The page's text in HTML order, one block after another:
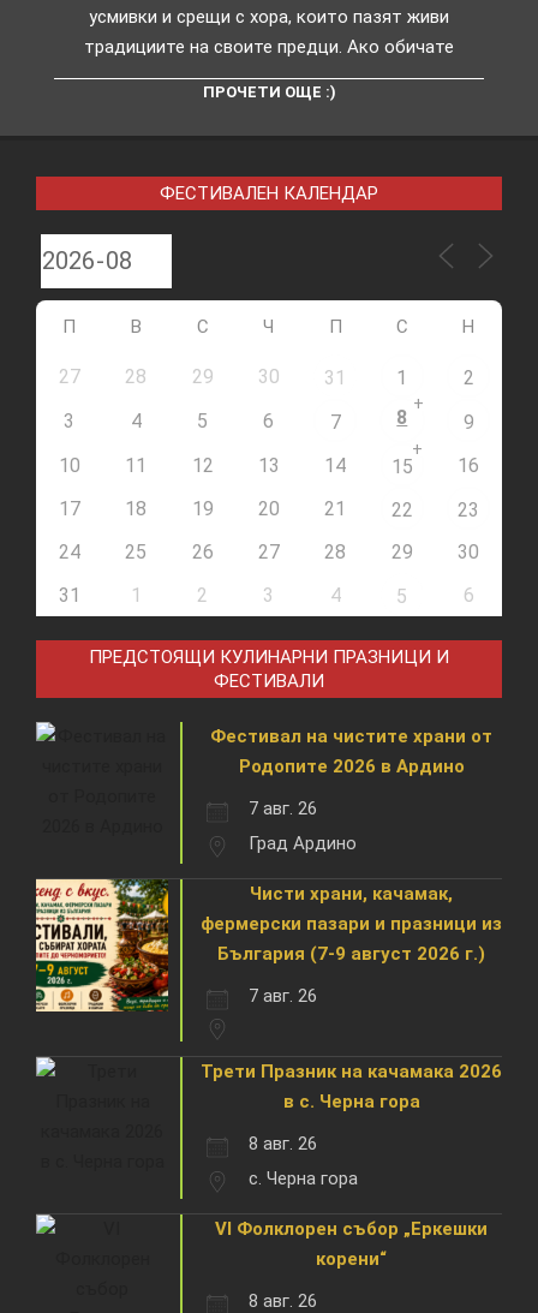
усмивки и срещи с хора, които пазят живи
традициите на своите предци. Ако обичате
ПРОЧЕТИ ОЩЕ :)
ФЕСТИВАЛЕН КАЛЕНДАР
П В С Ч П С Н
27 28 29 30 31 1
2
3
4 5 6 7 8
+
9
10
11 12 13 14 15
+
16
17
18 19 20 21 22
23
24
25 26 27 28 29
30
31
1 2 3 4 5 6
ПРЕДСТОЯЩИ КУЛИНАРНИ ПРАЗНИЦИ И
ФЕСТИВАЛИ
Фестивал на чистите храни от
Родопите 2026 в Ардино
7 авг. 26
Град Ардино
Чисти храни, качамак,
фермерски пазари и празници из
България (7-9 август 2026 г.)
7 авг. 26
Трети Празник на качамака 2026
в с. Черна гора
8 авг. 26
с. Черна гора
VI Фолклорен събор „Еркешки
корени“
8 авг. 26